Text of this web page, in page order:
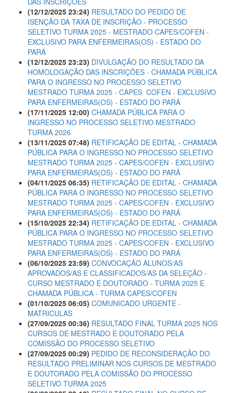
(12/12/2025 23:24) RESULTADO DO PEDIDO DE
ISENÇÃO DA TAXA DE INSCRIÇÃO - PROCESSO
SELETIVO TURMA 2025 - MESTRADO CAPES/COFEN -
EXCLUSIVO PARA ENFERMEIRAS(OS) - ESTADO DO
PARÁ
(12/12/2025 23:23) DIVULGAÇÃO DO RESULTADO DA
HOMOLOGAÇÃO DAS INSCRIÇÕES - CHAMADA PÚBLICA
PARA O INGRESSO NO PROCESSO SELETIVO
MESTRADO TURMA 2025 - CAPES  COFEN - EXCLUSIVO
PARA ENFERMEIRAS(OS) - ESTADO DO PARÁ
(17/11/2025 12:00) CHAMADA PÚBLICA PARA O
INGRESSO NO PROCESSO SELETIVO MESTRADO
TURMA 2026
(13/11/2025 07:48) RETIFICAÇÃO DE EDITAL - CHAMADA
PÚBLICA PARA O INGRESSO NO PROCESSO SELETIVO
MESTRADO TURMA 2025 - CAPES/COFEN - EXCLUSIVO
PARA ENFERMEIRAS(OS) - ESTADO DO PARÁ
(04/11/2025 06:35) RETIFICAÇÃO DE EDITAL - CHAMADA
PÚBLICA PARA O INGRESSO NO PROCESSO SELETIVO
MESTRADO TURMA 2025 - CAPES/COFEN - EXCLUSIVO
PARA ENFERMEIRAS(OS) - ESTADO DO PARÁ
(15/10/2025 22:34) RETIFICAÇÃO DE EDITAL - CHAMADA
PÚBLICA PARA O INGRESSO NO PROCESSO SELETIVO
MESTRADO TURMA 2025 - CAPES/COFEN - EXCLUSIVO
PARA ENFERMEIRAS(OS) - ESTADO DO PARÁ
(06/10/2025 23:59) CONVOCAÇÃO ALUNOS/AS
APROVADOS/AS E CLASSIFICADOS/AS DA SELEÇÃO -
CURSO MESTRADO E DOUTORADO - TURMA 2025 E
CHAMADA PÚBLICA - TURMA CAPES/COFEN
(01/10/2025 06:05) COMUNICADO URGENTE -
MATRICULAS
(27/09/2025 00:36) RESULTADO FINAL TURMA 2025 NOS
CURSOS DE MESTRADO E DOUTORADO PELA
COMISSÃO DO PROCESSO SELETIVO
(27/09/2025 00:29) PEDIDO DE RECONSIDERAÇÃO DO
RESULTADO PRELIMINAR NOS CURSOS DE MESTRADO
E DOUTORADO PELA COMISSÃO DO PROCESSO
SELETIVO TURMA 2025